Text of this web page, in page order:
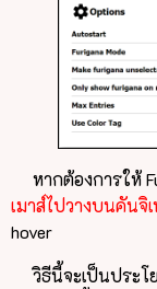
หากต้องการให้
เมาส์ไปวางบนคันจิ
hover
วิธีนี้จะเป็นประ